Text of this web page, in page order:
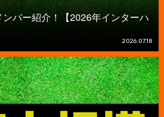
バー紹介！【2026年インターハ
2026.07.18